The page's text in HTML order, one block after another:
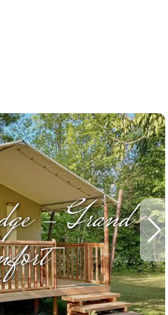
- Grand